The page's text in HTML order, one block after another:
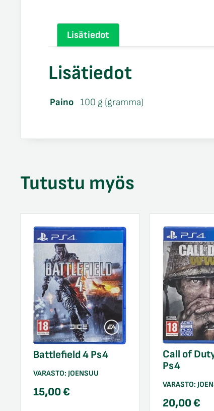
Lisätiedot
Lisätiedot
Paino 100 g (gramma)
Tutustu myös
Battlefield 4 Ps4
VARASTO: JOENSUU
15,00€
Call of
Ps4
VARASTO:
20,00€